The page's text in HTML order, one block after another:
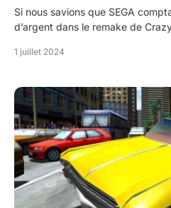
Si nous savions que SEGA
d’argent dans le remake de
1 juillet 2024